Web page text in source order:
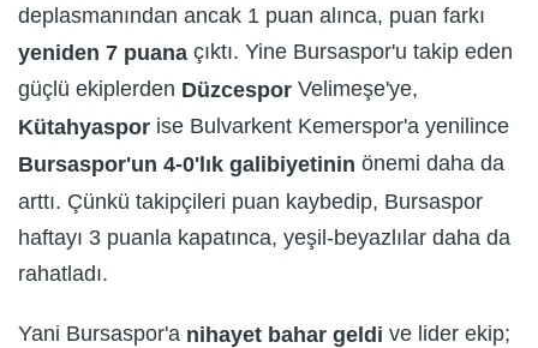
deplasmanından ancak 1 puan alınca, puan farkı
yeniden 7 puana çıktı. Yine Bursaspor'u takip eden
güçlü ekiplerden Düzcespor Velimeşe'ye,
Kütahyaspor ise Bulvarkent Kemerspor'a yenilince
Bursaspor'un 4-0'lık galibiyetinin önemi daha da
arttı. Çünkü takipçileri puan kaybedip, Bursaspor
haftayı 3 puanla kapatınca, yeşil-beyazlılar daha da
rahatladı.
Yani Bursaspor'a nihayet bahar geldi ve lider ekip;